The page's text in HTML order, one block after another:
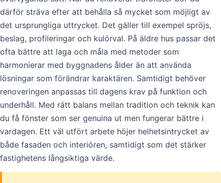
därför sträva efter att behålla så mycket som möjligt av
det ursprungliga uttrycket. Det gäller till exempel spröjs,
beslag, profileringar och kulörval. På äldre hus passar det
ofta bättre att laga och måla med metoder som
harmonierar med byggnadens ålder än att använda
lösningar som förändrar karaktären. Samtidigt behöver
renoveringen anpassas till dagens krav på funktion och
underhåll. Med rätt balans mellan tradition och teknik kan
du få fönster som ser genuina ut men fungerar bättre i
vardagen. Ett väl utfört arbete höjer helhetsintrycket av
både fasaden och interiören, samtidigt som det stärker
fastighetens långsiktiga värde.